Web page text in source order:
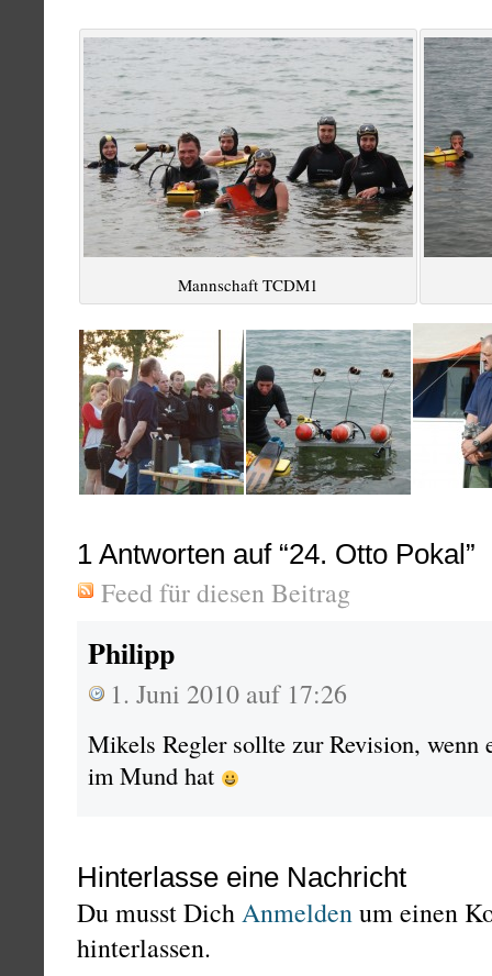
Mannschaft TCDM1
1 Antworten auf “24. Otto Pokal”
Feed für diesen Beitrag
Philipp
1. Juni 2010 auf 17:26
Mikels Regler sollte zur Revision, wenn
im Mund hat
Hinterlasse eine Nachricht
Du musst DichAnmeldenum einen
hinterlassen.